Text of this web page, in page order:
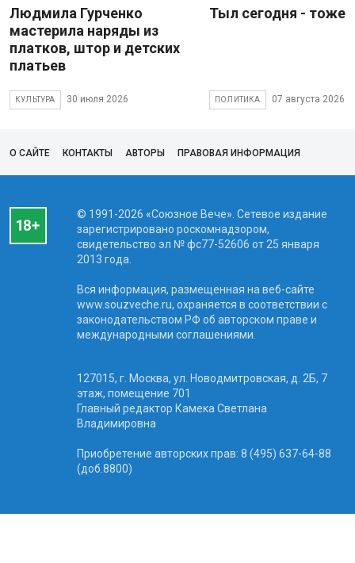
Людмила Гурченко
мастерила наряды из
платков, штор и детских
платьев
КУЛЬТУРА 30 июля 2026
Тыл сегодня - тоже
ПОЛИТИКА 07 августа 2026
О САЙТЕ КОНТАКТЫ АВТОРЫ ПРАВОВАЯ ИНФОРМАЦИЯ
© 1991-2026 «Союзное Вече». Сетевое издание
зарегистрировано роскомнадзором,
свидетельство эл № фc77-52606 от 25 января
2013 года.
Вся информация, размещенная на веб-сайте
www.souzveche.ru, охраняется в соответствии с
законодательством РФ об авторском праве и
международными соглашениями.
127015, г. Москва, ул. Новодмитровская, д. 2Б, 7
этаж, помещение 701
Главный редактор Камека Светлана
Владимировна
Приобретение авторских прав: 8 (495) 637-64-88
(доб.8800)